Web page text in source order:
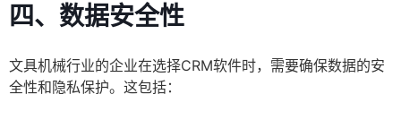
四、数据安全性
文具机械行业的企业在选择CRM软件时，需要确保数据的安
全性和隐私保护。这包括：